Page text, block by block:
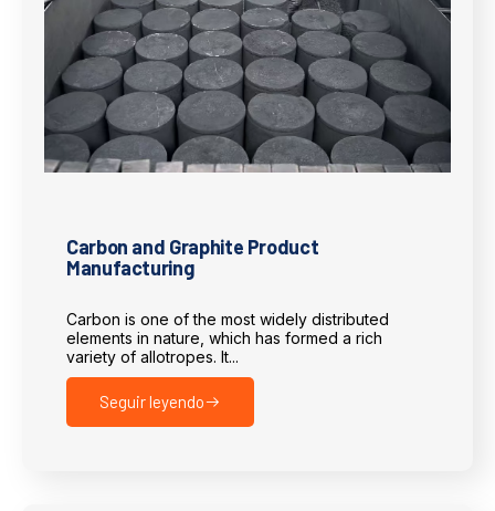
Carbon and Graphite Product
Manufacturing
Carbon is one of the most widely distributed
elements in nature, which has formed a rich
variety of allotropes. It...
Seguir leyendo